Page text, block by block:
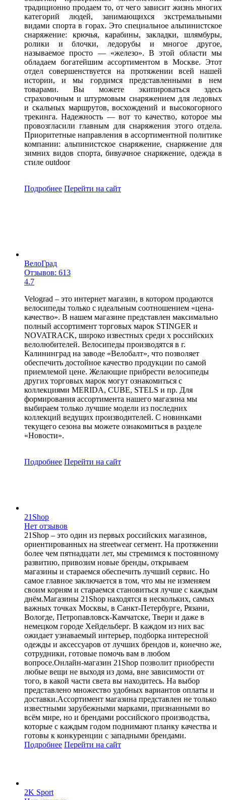
традиционно продаем то, от чего зависит жизнь многих
категорий людей, занимающихся экстремальными
видами спорта в горах. Это специальное альпинистское
снаряжение: крючья, карабины, закладки, шлямбуры,
ролики и блочки, ледорубы и многое другое,
называемое просто — «железо». В этой области мы
обладаем богатейшим ассортиментом в Москве. Этот
отдел совершенствуется на протяжении всей нашей
истории, и мы гордимся представленными в нем
товарами. Вы можете экипироваться здесь
страховочным и штурмовым снаряжением для ледовых
и скальных маршрутов, восхождений и высокогорного
трекинга. Надежность — вот то качество, которое мы
провозгласили главным для снаряжения этого отдела.
Приоритетные направления в ассортиментной политике
компании: альпинистское снаряжение, снаряжение для
зимних видов спорта, бивуачное снаряжение, одежда в
стиле outdoor
Подробнее Перейти на сайт
ВелоГрад
Отзывов: 613
4.7
Velograd – это интернет магазин, в котором продаются
велосипеды только с идеальным соотношением «цена-
качество». В нашем магазине представлен максимально
полный ассортимент торговых марок STINGER и
NOVATRACK, широко известных среди х российских
велолюбителей. Велосипеды производятся в г.
Калининград на заводе «Велобалт», что позволяет
обеспечить достойное качество продукции по самой
приемлемой цене. Желающие прибрести велосипеды
других торговых марок могут ознакомиться с
коллекциями MERIDA, CUBE, STELS и пр. Для
формирования ассортимента нашего магазина мы
выбираем только лучшие модели из последних
коллекций ведущих производителей. С новинками
текущего сезона вы можете ознакомиться в разделе
«Новости».
Подробнее Перейти на сайт
21Shop
Нет отзывов
21Shop – это один из первых российских магазинов,
ориентированных на streetwear сегмент. На протяжении
более чем пятнадцати лет, мы стремимся к постоянному
развитию, привозим новые бренды, открываем
магазины и стараемся обеспечить лучший сервис. Но
самое главное заключается в том, что мы не изменяем
своим корням и стараемся становиться лучше с каждым
днём.Магазины 21Shop находятся в нескольких, самых
важных точках Москвы, в Санкт-Петербурге, Рязани,
Вологде, Петропавловск-Камчатске, Твери и даже в
немецком городе Хейдельберг. В каждом из них вас
ожидает узнаваемый интерьер, подборка интересной
одежды и аксессуаров от лучших брендов и, конечно же,
сотрудники, готовые помочь вам в любом
вопросе.Онлайн-магазин 21Shop позволит приобрести
любые вещи не выходя из дома, вне зависимости от
того, в какой части света вы находитесь. На выбор
представлено множество удобных вариантов оплаты и
доставки.Ассортимент магазина представлен не только
известными зарубежными марками, признанными во
всём мире, но и брендами российского производства,
которые с каждым годом поднимают планку качества и
готовы к конкуренции с западными брендами.
Подробнее Перейти на сайт
2K Sport